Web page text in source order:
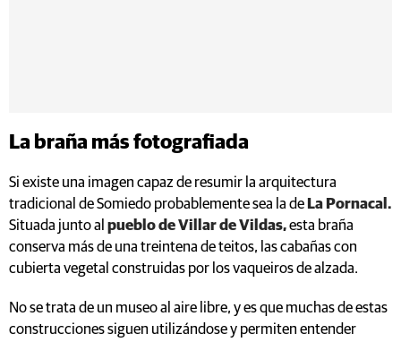
La braña más fotografiada
Si existe una imagen capaz de resumir la arquitectura
tradicional de Somiedo probablemente sea la de La Pornacal.
Situada junto al pueblo de Villar de Vildas,esta braña
conserva más de una treintena de teitos, las cabañas con
cubierta vegetal construidas por los vaqueiros de alzada.
No se trata de un museo al aire libre, y es que muchas de estas
construcciones siguen utilizándose y permiten entender